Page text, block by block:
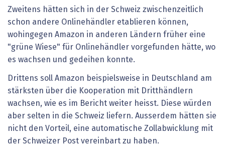
Zweitens hätten sich in der Schweiz zwischenzeitlich
schon andere Onlinehändler etablieren können,
wohingegen Amazon in anderen Ländern früher eine
"grüne Wiese" für Onlinehändler vorgefunden hätte, wo
es wachsen und gedeihen konnte.
Drittens soll Amazon beispielsweise in Deutschland am
stärksten über die Kooperation mit Dritthändlern
wachsen, wie es im Bericht weiter heisst. Diese würden
aber selten in die Schweiz liefern. Ausserdem hätten sie
nicht den Vorteil, eine automatische Zollabwicklung mit
der Schweizer Post vereinbart zu haben.